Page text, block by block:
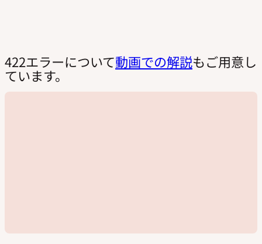
422エラーについて動画での解説もご用意し
ています。